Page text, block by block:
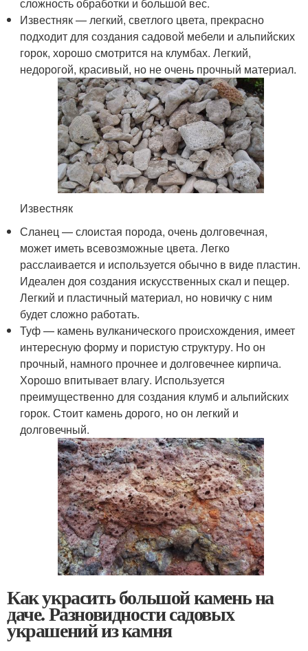
Известняк — легкий, светлого цвета, прекрасно
подходит для создания садовой мебели и альпийских
горок, хорошо смотрится на клумбах. Легкий,
недорогой, красивый, но не очень прочный материал.
Известняк
Сланец — слоистая порода, очень долговечная,
может иметь всевозможные цвета. Легко
расслаивается и используется обычно в виде пластин.
Идеален доя создания искусственных скал и пещер.
Легкий и пластичный материал, но новичку с ним
будет сложно работать.
Туф — камень вулканического происхождения, имеет
интересную форму и пористую структуру. Но он
прочный, намного прочнее и долговечнее кирпича.
Хорошо впитывает влагу. Используется
преимущественно для создания клумб и альпийских
горок. Стоит камень дорого, но он легкий и
долговечный.
Как украсить большой камень на
даче. Разновидности садовых
украшений из камня